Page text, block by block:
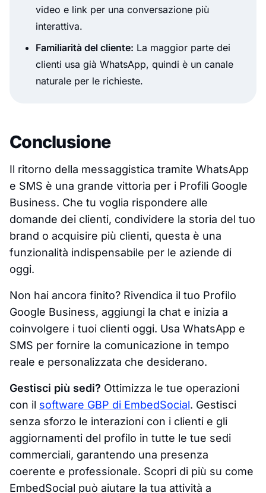
video e link per una conversazione più
interattiva.
Familiarità del cliente: La maggior parte dei
clienti usa già WhatsApp, quindi è un canale
naturale per le richieste.
Conclusione
Il ritorno della messaggistica tramite WhatsApp
e SMS è una grande vittoria per i Profili Google
Business. Che tu voglia rispondere alle
domande dei clienti, condividere la storia del tuo
brand o acquisire più clienti, questa è una
funzionalità indispensabile per le aziende di
oggi.
Non hai ancora finito? Rivendica il tuo Profilo
Google Business, aggiungi la chat e inizia a
coinvolgere i tuoi clienti oggi. Usa WhatsApp e
SMS per fornire la comunicazione in tempo
reale e personalizzata che desiderano.
Gestisci più sedi? Ottimizza le tue operazioni
con il software GBP di EmbedSocial. Gestisci
senza sforzo le interazioni con i clienti e gli
aggiornamenti del profilo in tutte le tue sedi
commerciali, garantendo una presenza
coerente e professionale. Scopri di più su come
EmbedSocial può aiutare la tua attività a